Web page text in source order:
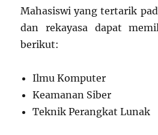
Mahasiswi yang tertarik
dan rekayasa dapat
berikut:
Ilmu Komputer
Keamanan Siber
Teknik Perangkat Lunak